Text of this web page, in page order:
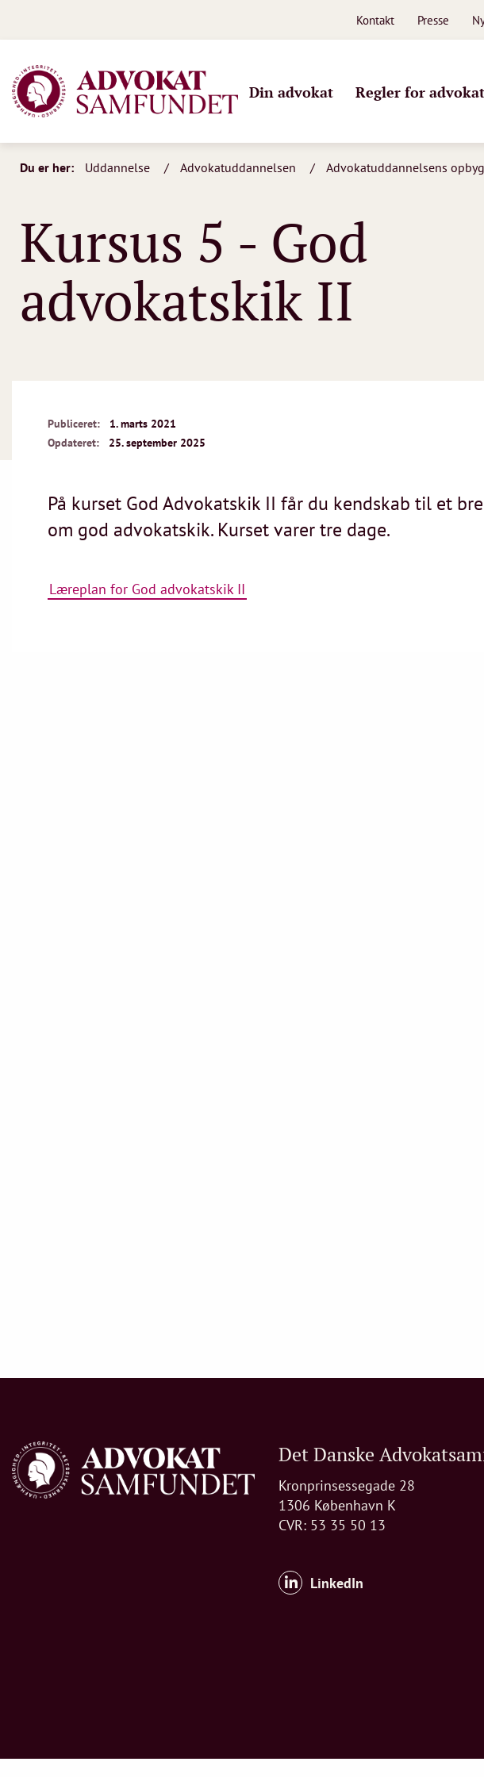
Kontakt Presse
Din advokat Regler for
Du er her: Uddannelse Advokatuddannelsen Advokatuddannelsens
Kursus 5 - God
advokatskik II
Publiceret:
1. marts 2021
Opdateret:
25. september 2025
På kurset God Advokatskik II får du kendskab til et
om god advokatskik. Kurset varer tre dage.
Læreplan for God advokatskik II
Det Danske
Kronprinsessegade 28
1306 København K
CVR: 53 35 50 13
LinkedIn